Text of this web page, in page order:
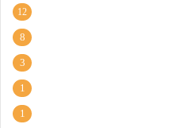
12
8
3
1
1